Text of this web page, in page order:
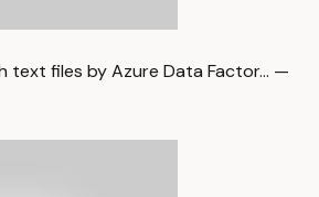
text files by Azure Data Factor… —